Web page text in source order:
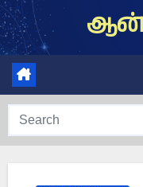
Skip
to
content